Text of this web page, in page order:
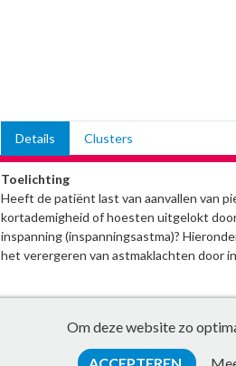
Details Clusters
Toelichting
Heeft de patiënt last van aanvallen van
kortademigheid of hoesten uitgelokt
inspanning (inspanningsastma)?
het verergeren van astmaklachten door
Om deze website zo